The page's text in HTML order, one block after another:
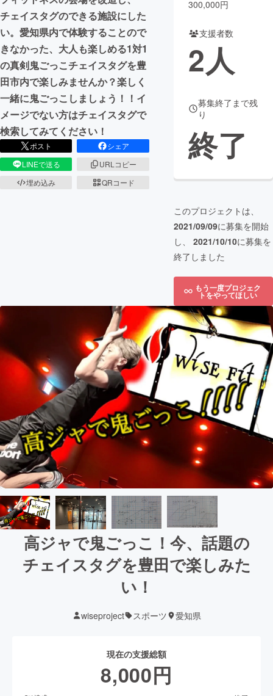
CAMPFIRE for Social Good
CAMPFIRE Creation
CAMPFIREふるさと納税 machi-ya コミュニティ
チェイスタグのできる施設にした
い。愛知県内で体験することので
きなかった、大人も楽しめる1対1
の真剣鬼ごっこチェイスタグを豊
田市内で楽しみませんか？楽しく
一緒に鬼ごっこしましょう！！イ
メージでない方はチェイスタグで
検索してみてください！
ポスト
シェア
LINEで送る
URLコピー
埋め込み
QRコード
300,000円
支援者数
2人
募集終了まで残
り
終了
このプロジェクトは、
2021/09/09に募集を開始
し、 2021/10/10に募集を
終了しました
もう一度プロジェク
トをやってほしい
高ジャで鬼ごっこ！今、話題の
チェイスタグを豊田で楽しみた
い！
wiseproject スポーツ 愛知県
現在の支援総額
8,000円